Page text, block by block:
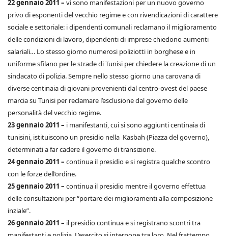
22 gennaio 2011 – vi sono manifestazioni per un nuovo governo
privo di esponenti del vecchio regime e con rivendicazioni di carattere
sociale e settoriale: i dipendenti comunali reclamano il miglioramento
delle condizioni di lavoro, dipendenti di imprese chiedono aumenti
salariali… Lo stesso giorno numerosi poliziotti in borghese e in
uniforme sfilano per le strade di Tunisi per chiedere la creazione di un
sindacato di polizia. Sempre nello stesso giorno una carovana di
diverse centinaia di giovani provenienti dal centro-ovest del paese
marcia su Tunisi per reclamare l’esclusione dal governo delle
personalità del vecchio regime.
23 gennaio 2011 – i manifestanti, cui si sono aggiunti centinaia di
tunisini, istituiscono un presidio nella Kasbah (Piazza del governo),
determinati a far cadere il governo di transizione.
24 gennaio 2011 – continua il presidio e si registra qualche scontro
con le forze dell’ordine.
25 gennaio 2011 – continua il presidio mentre il governo effettua
delle consultazioni per “portare dei miglioramenti alla composizione
inziale”.
26 gennaio 2011 – il presidio continua e si registrano scontri tra